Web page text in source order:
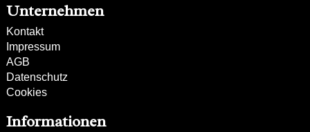
Unternehmen
Kontakt
Impressum
AGB
Datenschutz
Cookies
Informationen